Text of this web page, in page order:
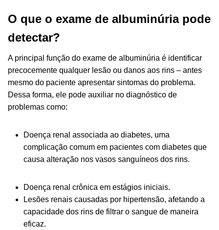
O que o exame de albuminúria pode
detectar?
A principal função do exame de albuminúria é identificar
precocemente qualquer lesão ou danos aos rins – antes
mesmo do paciente apresentar sintomas do problema.
Dessa forma, ele pode auxiliar no diagnóstico de
problemas como:
Doença renal associada ao diabetes, uma
complicação comum em pacientes com diabetes que
causa alteração nos vasos sanguíneos dos rins.
Doença renal crônica em estágios iniciais.
Lesões renais causadas por hipertensão, afetando a
capacidade dos rins de filtrar o sangue de maneira
eficaz.